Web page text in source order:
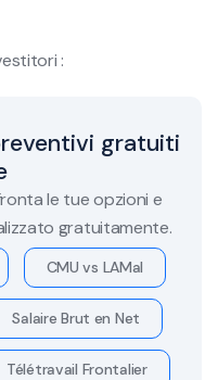
:
gratuiti
le tue opzioni e
gratuitamente.
CMU vs LAMal
Salaire Brut en Net
Télétravail Frontalier